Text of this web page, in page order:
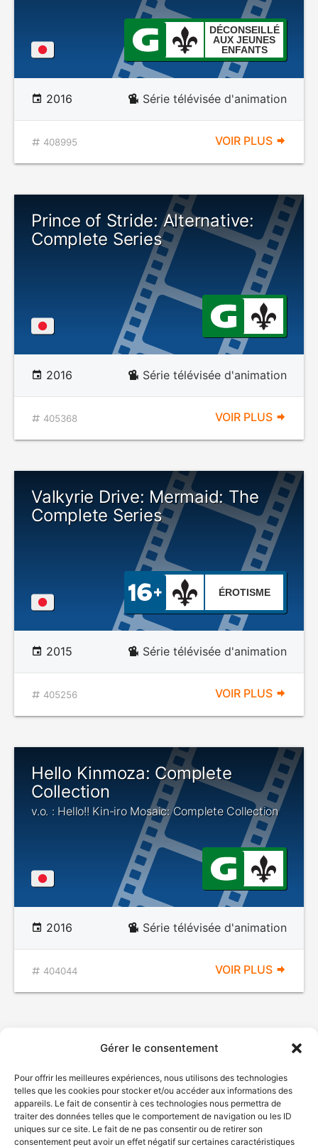
Gérer le consentement
Pour offrir les meilleures expériences, nous utilisons des technologies
telles que les cookies pour stocker et/ou accéder aux informations des
appareils. Le fait de consentir à ces technologies nous permettra de
traiter des données telles que le comportement de navigation ou les ID
uniques sur ce site. Le fait de ne pas consentir ou de retirer son
consentement peut avoir un effet négatif sur certaines caractéristiques
DÉCONSEILLÉ
AUX JEUNES
ENFANTS
2016 Série télévisée d'animation
408995 VOIR PLUS
Prince of Stride: Alternative:
Complete Series
2016 Série télévisée d'animation
405368 VOIR PLUS
Valkyrie Drive: Mermaid: The
Complete Series
ÉROTISME
2015 Série télévisée d'animation
405256 VOIR PLUS
Hello Kinmoza: Complete
Collection
v.o. : Hello!! Kin-iro Mosaic: Complete Collection
2016 Série télévisée d'animation
404044 VOIR PLUS
© Gouvernement du Québec, 2026